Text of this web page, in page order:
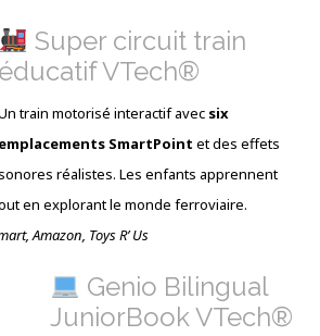
Super circuit train
éducatif VTech®
train motorisé interactif avec six
emplacements SmartPoint et des effets
réalistes. Les enfants apprennent
en explorant le monde ferroviaire.
Amazon, Toys R’ Us
Genio Bilingual
JuniorBook VTech®